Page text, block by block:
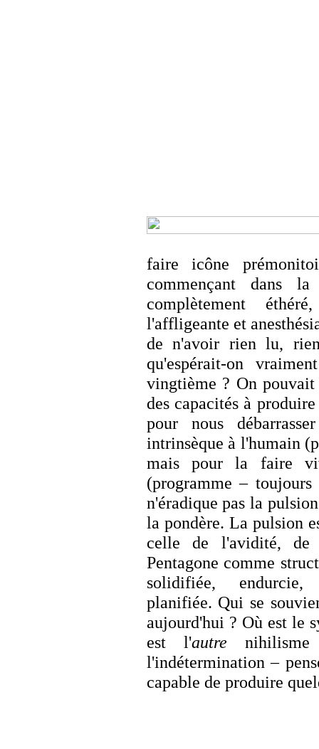
faire icône
commençant dans
complètement
l'affligeante et
de n'avoir rien lu,
qu'espérait-on
vingtième ? On
des capacités à
pour nous
intrinsèque à l'humain
mais pour la faire
(programme –
n'éradique pas la
la pondère. La pulsion
celle de l'avidité, de
Pentagone comme
solidifiée, endurcie,
planifiée. Qui se
aujourd'hui ? Où est le
est l'autre
l'indétermination –
capable de produire